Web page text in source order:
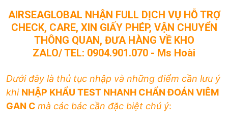
AIRSEAGLOBAL NHẬN FULL DỊCH VỤ HỖ TRỢ
CHECK, CARE, XIN GIẤY PHÉP, VẬN CHUYỂN
THÔNG QUAN, ĐƯA HÀNG VỀ KHO
ZALO/ TEL: 0904.901.070 - Ms Hoài
Dưới đây là thủ tục nhập và những điểm cần lưu ý
khi NHẬP KHẨU TEST NHANH CHẨN ĐOÁN VIÊM
GAN C mà các bác cần đặc biệt chú ý: